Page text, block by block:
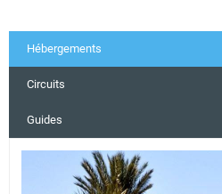
Hébergements
Circuits
Guides